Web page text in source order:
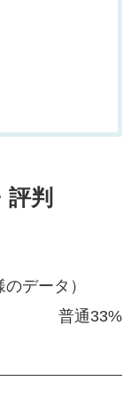
判
データ）
普通33%